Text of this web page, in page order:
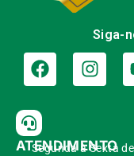
Siga-
ATENDIMENTO
Segunda à Sexta